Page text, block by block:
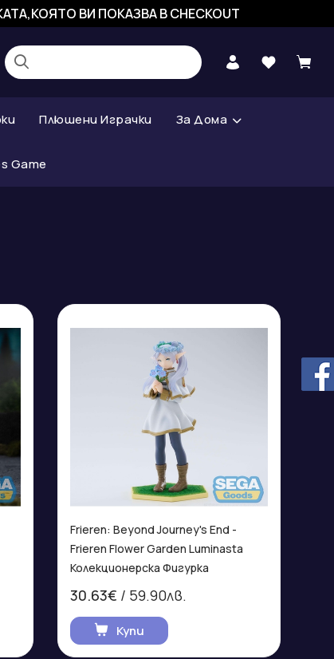
ВИ ПОКАЗВА В CHECKOUT
Плюшени Играчки За Дома
Game
Frieren: Beyond Journey's End -
Frieren Flower Garden Luminasta
Колекционерска Фигурка
30.63€ / 59.90лв.
Купи